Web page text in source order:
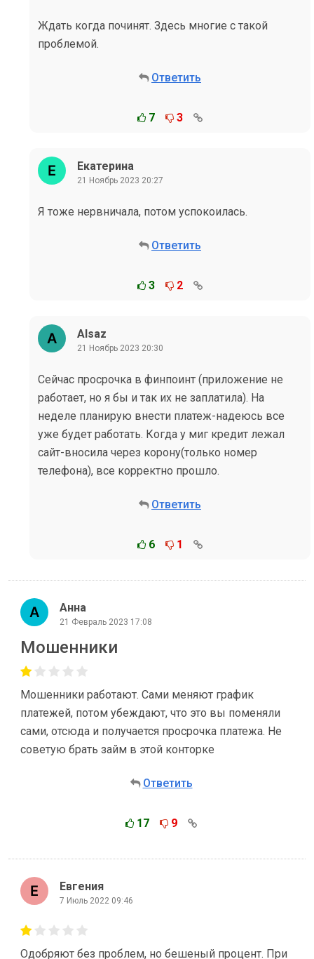
Ждать когда починят. Здесь многие с такой
проблемой.
Ответить
7 3
Екатерина
21 Ноябрь 2023 20:27
Я тоже нервничала, потом успокоилась.
Ответить
3 2
Alsaz
21 Ноябрь 2023 20:30
Сейчас просрочка в финпоинт (приложение не
работает, но я бы и так их не заплатила). На
неделе планирую внести платеж-надеюсь все
уже будет работать. Когда у миг кредит лежал
сайт-вносила через корону(только номер
телефона), все корректно прошло.
Ответить
6 1
Анна
21 Февраль 2023 17:08
Мошенники
Мошенники работают. Сами меняют график
платежей, потом убеждают, что это вы поменяли
сами, отсюда и получается просрочка платежа. Не
советую брать займ в этой конторке
Ответить
17 9
Евгения
7 Июль 2022 09:46
Одобряют без проблем, но бешеный процент. При